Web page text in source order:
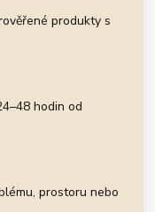
produkty s
hodin od
prostoru nebo